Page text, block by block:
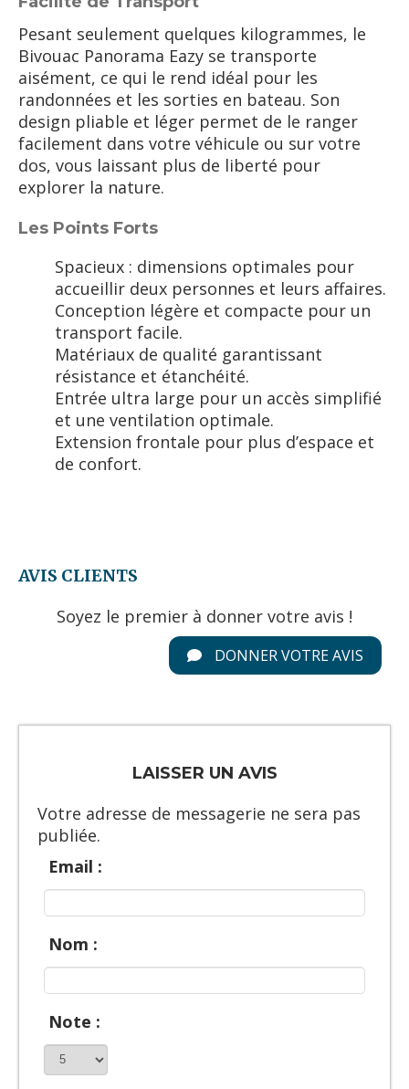
Pesant seulement quelques kilogrammes, le
Bivouac Panorama Eazy se transporte
aisément, ce qui le rend idéal pour les
randonnées et les sorties en bateau. Son
design pliable et léger permet de le ranger
facilement dans votre véhicule ou sur votre
dos, vous laissant plus de liberté pour
explorer la nature.
Les Points Forts
Spacieux : dimensions optimales pour
accueillir deux personnes et leurs affaires.
Conception légère et compacte pour un
transport facile.
Matériaux de qualité garantissant
résistance et étanchéité.
Entrée ultra large pour un accès simplifié
et une ventilation optimale.
Extension frontale pour plus d’espace et
de confort.
AVIS CLIENTS
Soyez le premier à donner votre avis !
DONNER VOTRE AVIS
LAISSER UN AVIS
Votre adresse de messagerie ne sera pas
publiée.
Email :
Nom :
Note :